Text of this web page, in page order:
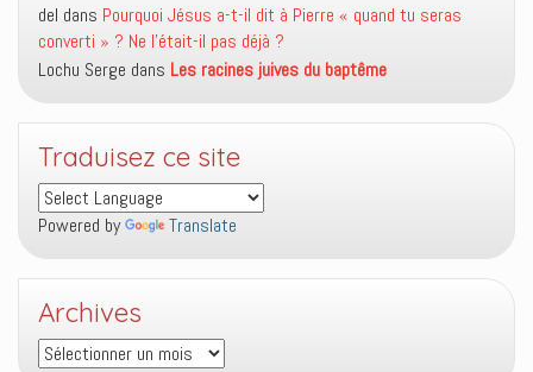
del dans Pourquoi Jésus a-t-il dit à Pierre « quand tu seras
converti » ? Ne l’était-il pas déjà ?
Lochu Serge dans Les racines juives du baptême
Traduisez ce site
Powered by Translate
Archives
Archives